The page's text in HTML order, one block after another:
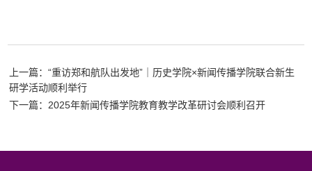
上一篇：“重访郑和航队出发地”｜历史学院×新闻传播学院联合新生
研学活动顺利举行
下一篇：2025年新闻传播学院教育教学改革研讨会顺利召开